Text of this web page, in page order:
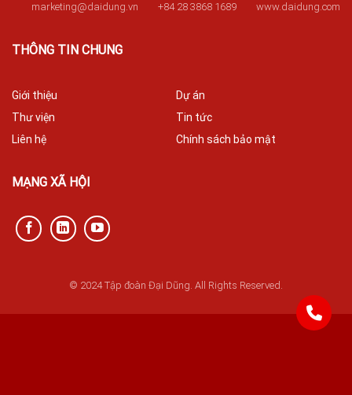
marketing@daidung.vn
+84 28 3868 1689 www.daidung.com
THÔNG TIN CHUNG
Giới thiệu
Dự án
Thư viện
Tin tức
Liên hệ
Chính sách bảo mật
MẠNG XÃ HỘI
© 2024 Tập đoàn Đại Dũng. All Rights Reserved.